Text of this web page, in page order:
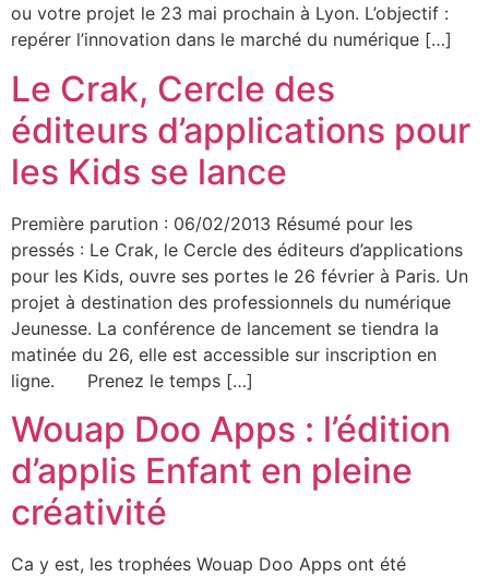
ou votre projet le 23 mai prochain à Lyon. L’objectif :
repérer l’innovation dans le marché du numérique […]
Le Crak, Cercle des
éditeurs d’applications pour
les Kids se lance
Première parution : 06/02/2013 Résumé pour les
pressés : Le Crak, le Cercle des éditeurs d’applications
pour les Kids, ouvre ses portes le 26 février à Paris. Un
projet à destination des professionnels du numérique
Jeunesse. La conférence de lancement se tiendra la
matinée du 26, elle est accessible sur inscription en
ligne. Prenez le temps […]
Wouap Doo Apps : l’édition
d’applis Enfant en pleine
créativité
Ca y est, les trophées Wouap Doo Apps ont été